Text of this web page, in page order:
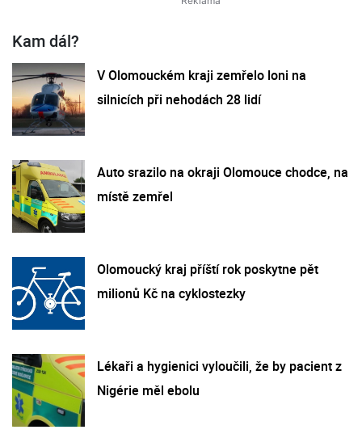
Kam dál?
V Olomouckém kraji zemřelo loni na
silnicích při nehodách 28 lidí
Auto srazilo na okraji Olomouce chodce, na
místě zemřel
Olomoucký kraj příští rok poskytne pět
milionů Kč na cyklostezky
Lékaři a hygienici vyloučili, že by pacient z
Nigérie měl ebolu